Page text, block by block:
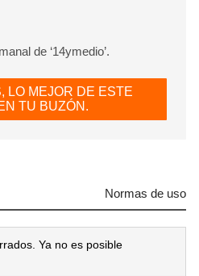
de ‘14ymedio’.
LO MEJOR DE ESTE
TU BUZÓN.
Normas de uso
Ya no es posible